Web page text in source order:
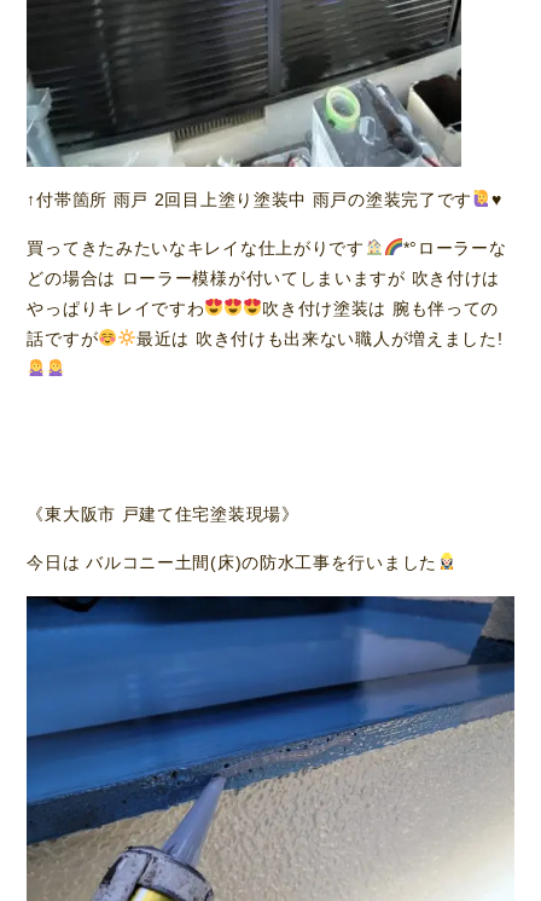
↑付帯箇所 雨戸 2回目上塗り塗装中 雨戸の塗装完了です ♥️
買ってきたみたいなキレイな仕上がりです
*°ローラーな
どの場合は ローラー模様が付いてしまいますが 吹き付けは
やっぱりキレイですわ
吹き付け塗装は 腕も伴っての
話ですが
最近は 吹き付けも出来ない職人が増えました!
《東大阪市 戸建て住宅塗装現場》
今日は バルコニー土間(床)の防水工事を行いました